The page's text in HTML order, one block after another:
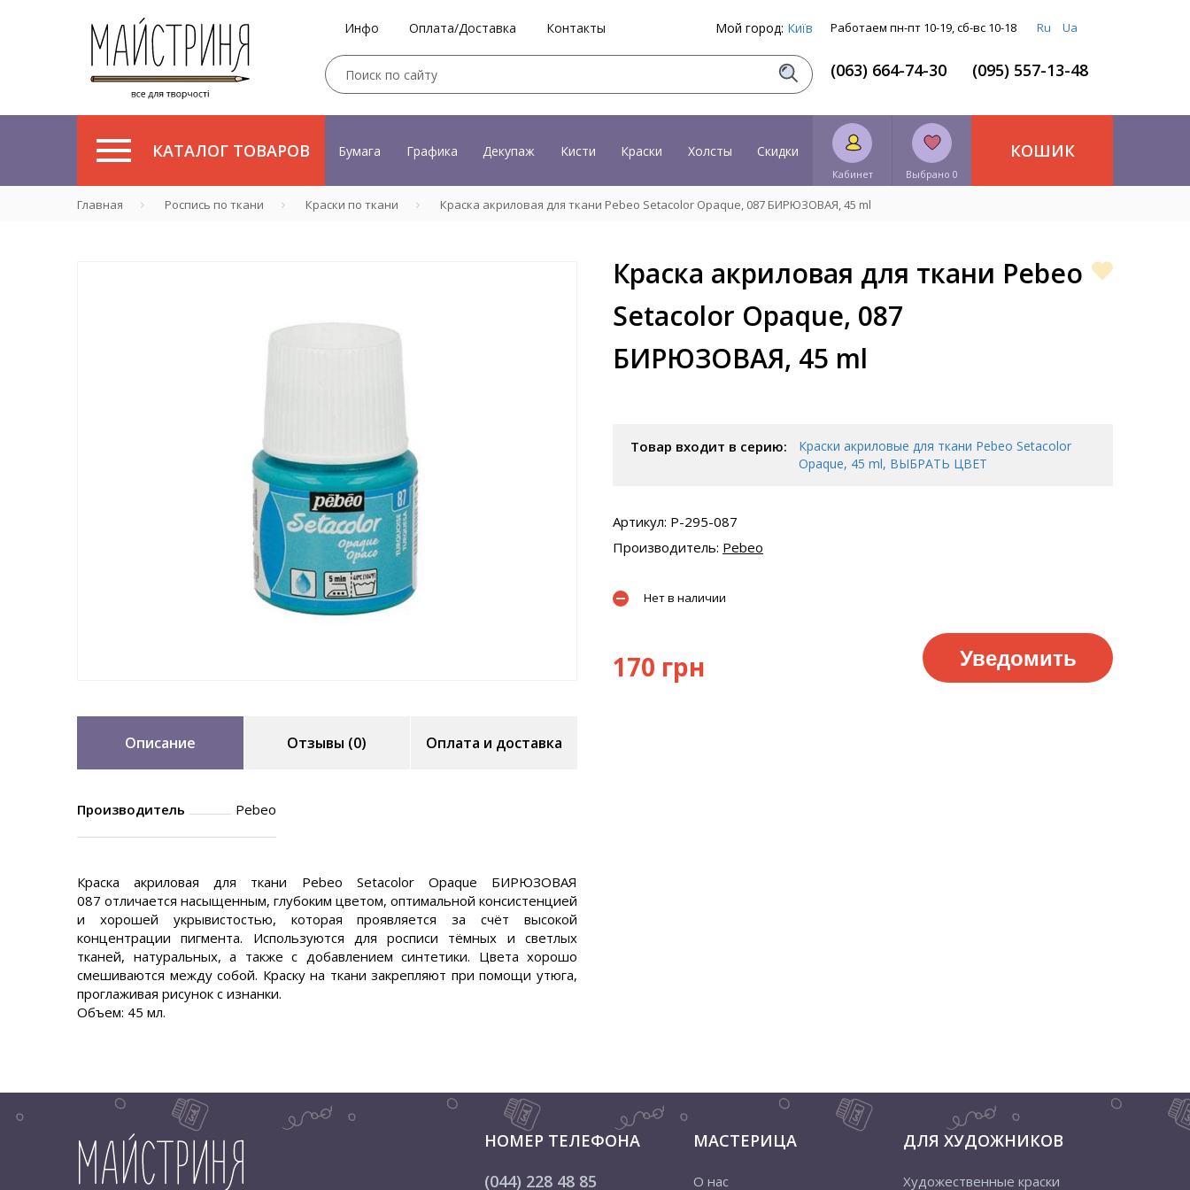
Инфо Оплата/Доставка Контакты Мой город: Київ Работаем пн-пт 10-19, сб-вс 10-18 Ru Ua
(063) 664-74-30 (095) 557-13-48
КАТАЛОГ ТОВАРОВ Бумага Графика Декупаж Кисти Краски Холсты Скидки
Кабинет Выбрано 0
КОШИК
Главная Роспись по ткани Краски по ткани Краска акриловая для ткани Pebeo Setacolor Opaque, 087 БИРЮЗОВАЯ, 45 ml
Описание Отзывы (0) Оплата и доставка
Производитель Pebeo
Краска акриловая для ткани Pebeo Setacolor Opaque БИРЮЗОВАЯ
087 отличается насыщенным, глубоким цветом, оптимальной консистенцией
и хорошей укрывистостью, которая проявляется за счёт высокой
концентрации пигмента. Используются для росписи тёмных и светлых
тканей, натуральных, а также с добавлением синтетики. Цвета хорошо
смешиваются между собой. Краску на ткани закрепляют при помощи утюга,
проглаживая рисунок с изнанки.
Объем: 45 мл.
Краска акриловая для ткани Pebeo
Setacolor Opaque, 087
БИРЮЗОВАЯ, 45 ml
Товар входит в серию:
Краски акриловые для ткани Pebeo Setacolor
Opaque, 45 ml, ВЫБРАТЬ ЦВЕТ
Артикул: P-295-087
Производитель: Pebeo
Нет в наличии
170 грн Уведомить
НОМЕР ТЕЛЕФОНА
(044) 228 48 85
МАСТЕРИЦА
О нас
ДЛЯ ХУДОЖНИКОВ
Художественные краски